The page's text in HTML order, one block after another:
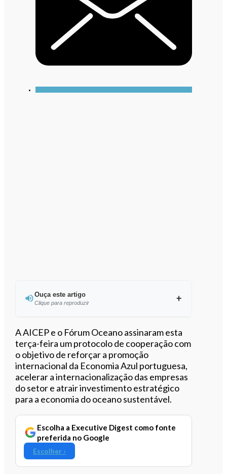
Ouça este artigo
Clique para reproduzir
Ouvir este artigo
A AICEP e o Fórum Oceano assinaram esta
terça-feira um protocolo de cooperação com
o objetivo de reforçar a promoção
internacional da Economia Azul portuguesa,
acelerar a internacionalização das empresas
do setor e atrair investimento estratégico
para a economia do oceano sustentável.
Escolha a Executive Digest como fonte
preferida no Google
Escolher ›